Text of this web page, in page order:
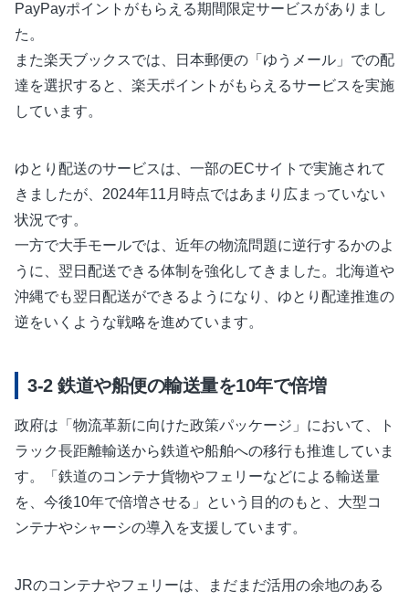
PayPayポイントがもらえる期間限定サービスがありまし
た。
また楽天ブックスでは、日本郵便の「ゆうメール」での配
達を選択すると、楽天ポイントがもらえるサービスを実施
しています。
ゆとり配送のサービスは、一部のECサイトで実施されて
きましたが、2024年11月時点ではあまり広まっていない
状況です。
一方で大手モールでは、近年の物流問題に逆行するかのよ
うに、翌日配送できる体制を強化してきました。北海道や
沖縄でも翌日配送ができるようになり、ゆとり配達推進の
逆をいくような戦略を進めています。
鉄道や船便の輸送量を10年で倍増
政府は「物流革新に向けた政策パッケージ」において、ト
ラック長距離輸送から鉄道や船舶への移行も推進していま
す。「鉄道のコンテナ貨物やフェリーなどによる輸送量
を、今後10年で倍増させる」という目的のもと、大型コ
ンテナやシャーシの導入を支援しています。
JRのコンテナやフェリーは、まだまだ活用の余地のある